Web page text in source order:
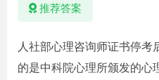
推荐答案
人社部心理咨询师证书停考
的是中科院心理所颁发的心